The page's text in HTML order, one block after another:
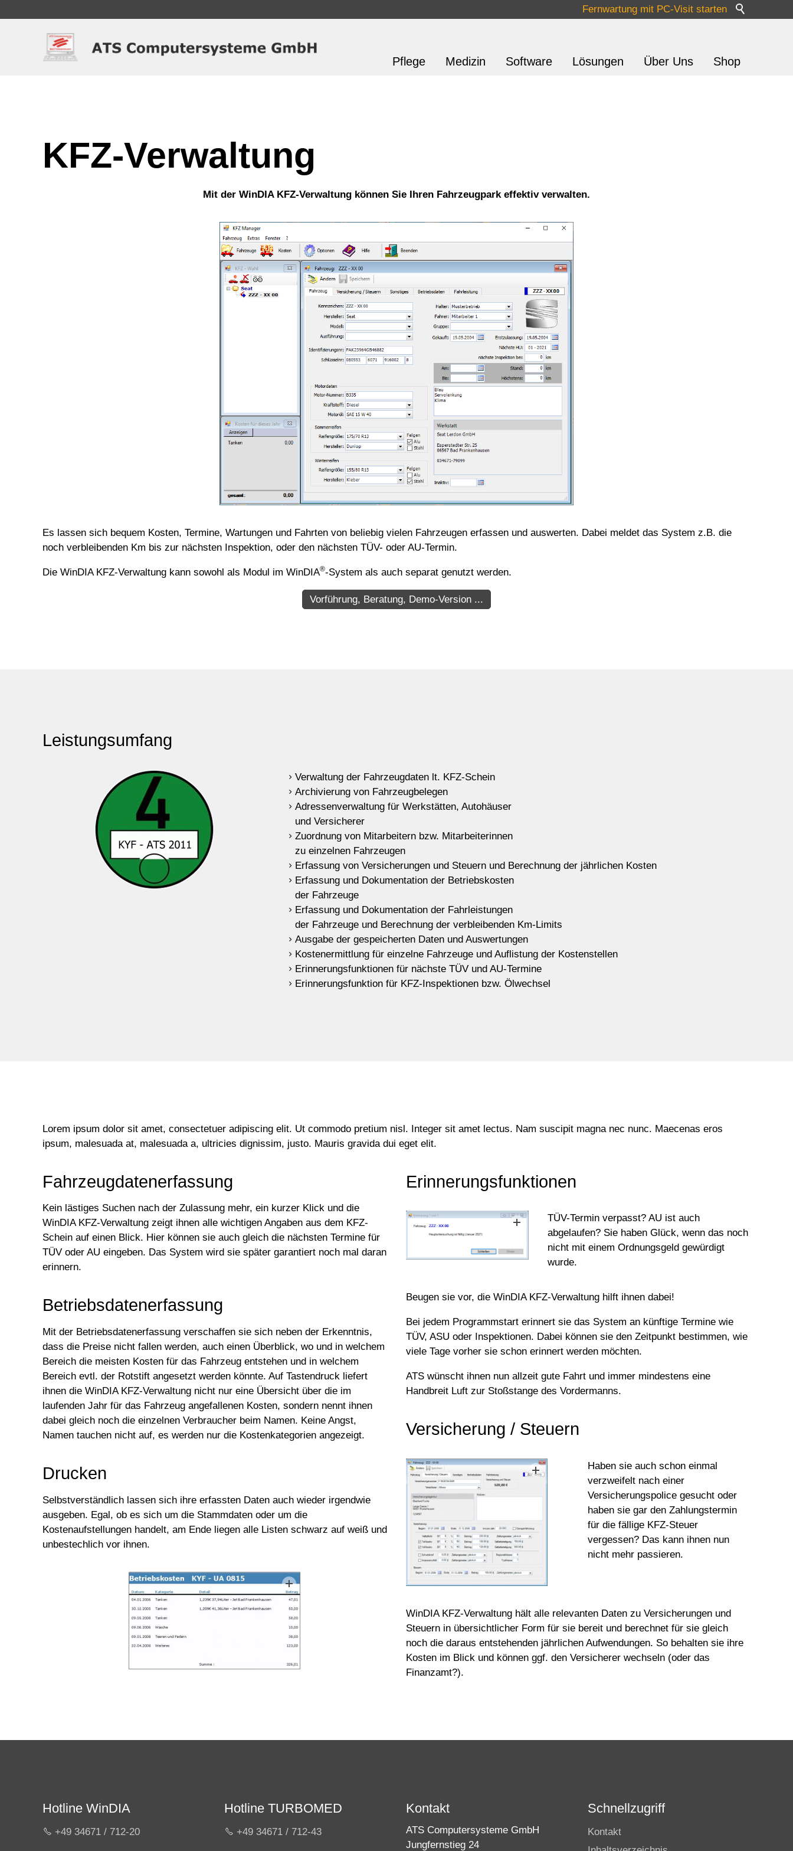
Fernwartung mit PC-Visit starten
Pflege Medizin Software Lösungen Über Uns Shop
KFZ-Verwaltung
Mit der WinDIA KFZ-Verwaltung können Sie Ihren Fahrzeugpark effektiv verwalten.
Es lassen sich bequem Kosten, Termine, Wartungen und Fahrten von beliebig vielen Fahrzeugen erfassen und auswerten. Dabei meldet das System z.B. die
noch verbleibenden Km bis zur nächsten Inspektion, oder den nächsten TÜV- oder AU-Termin.
Die WinDIA KFZ-Verwaltung kann sowohl als Modul im WinDIA®-System als auch separat genutzt werden.
Vorführung, Beratung, Demo-Version ...
Leistungsumfang
Verwaltung der Fahrzeugdaten lt. KFZ-Schein
Archivierung von Fahrzeugbelegen
Adressenverwaltung für Werkstätten, Autohäuser
und Versicherer
Zuordnung von Mitarbeitern bzw. Mitarbeiterinnen
zu einzelnen Fahrzeugen
Erfassung von Versicherungen und Steuern und Berechnung der jährlichen Kosten
Erfassung und Dokumentation der Betriebskosten
der Fahrzeuge
Erfassung und Dokumentation der Fahrleistungen
der Fahrzeuge und Berechnung der verbleibenden Km-Limits
Ausgabe der gespeicherten Daten und Auswertungen
Kostenermittlung für einzelne Fahrzeuge und Auflistung der Kostenstellen
Erinnerungsfunktionen für nächste TÜV und AU-Termine
Erinnerungsfunktion für KFZ-Inspektionen bzw. Ölwechsel
Lorem ipsum dolor sit amet, consectetuer adipiscing elit. Ut commodo pretium nisl. Integer sit amet lectus. Nam suscipit magna nec nunc. Maecenas eros
ipsum, malesuada at, malesuada a, ultricies dignissim, justo. Mauris gravida dui eget elit.
Fahrzeugdatenerfassung
Kein lästiges Suchen nach der Zulassung mehr, ein kurzer Klick und die
WinDIA KFZ-Verwaltung zeigt ihnen alle wichtigen Angaben aus dem KFZ-
Schein auf einen Blick. Hier können sie auch gleich die nächsten Termine für
TÜV oder AU eingeben. Das System wird sie später garantiert noch mal daran
erinnern.
Betriebsdatenerfassung
Mit der Betriebsdatenerfassung verschaffen sie sich neben der Erkenntnis,
dass die Preise nicht fallen werden, auch einen Überblick, wo und in welchem
Bereich die meisten Kosten für das Fahrzeug entstehen und in welchem
Bereich evtl. der Rotstift angesetzt werden könnte. Auf Tastendruck liefert
ihnen die WinDIA KFZ-Verwaltung nicht nur eine Übersicht über die im
laufenden Jahr für das Fahrzeug angefallenen Kosten, sondern nennt ihnen
dabei gleich noch die einzelnen Verbraucher beim Namen. Keine Angst,
Namen tauchen nicht auf, es werden nur die Kostenkategorien angezeigt.
Drucken
Selbstverständlich lassen sich ihre erfassten Daten auch wieder irgendwie
ausgeben. Egal, ob es sich um die Stammdaten oder um die
Kostenaufstellungen handelt, am Ende liegen alle Listen schwarz auf weiß und
unbestechlich vor ihnen.
Erinnerungsfunktionen
TÜV-Termin verpasst? AU ist auch
abgelaufen? Sie haben Glück, wenn das noch
nicht mit einem Ordnungsgeld gewürdigt
wurde.
Beugen sie vor, die WinDIA KFZ-Verwaltung hilft ihnen dabei!
Bei jedem Programmstart erinnert sie das System an künftige Termine wie
TÜV, ASU oder Inspektionen. Dabei können sie den Zeitpunkt bestimmen, wie
viele Tage vorher sie schon erinnert werden möchten.
ATS wünscht ihnen nun allzeit gute Fahrt und immer mindestens eine
Handbreit Luft zur Stoßstange des Vordermanns.
Versicherung / Steuern
Haben sie auch schon einmal
verzweifelt nach einer
Versicherungspolice gesucht oder
haben sie gar den Zahlungstermin
für die fällige KFZ-Steuer
vergessen? Das kann ihnen nun
nicht mehr passieren.
WinDIA KFZ-Verwaltung hält alle relevanten Daten zu Versicherungen und
Steuern in übersichtlicher Form für sie bereit und berechnet für sie gleich
noch die daraus entstehenden jährlichen Aufwendungen. So behalten sie ihre
Kosten im Blick und können ggf. den Versicherer wechseln (oder das
Finanzamt?).
Hotline WinDIA
+49 34671 / 712-20
Hotline TURBOMED
+49 34671 / 712-43
Kontakt
ATS Computersysteme GmbH
Jungfernstieg 24
Schnellzugriff
Kontakt